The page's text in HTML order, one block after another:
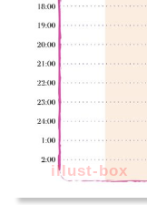
illust-box